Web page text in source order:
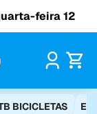
feira 12
BICICLETAS